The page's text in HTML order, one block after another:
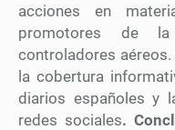
acciones en
promotores de
controladores
la cobertura
diarios españoles y
redes sociales.